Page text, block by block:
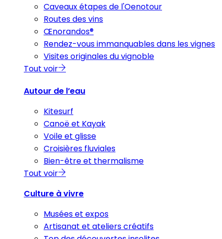
Caveaux étapes de l'Oenotour
Routes des vins
Œnorandos®
Rendez-vous immanquables dans les vignes
Visites originales du vignoble
Tout voir
Autour de l’eau
Kitesurf
Canoë et Kayak
Voile et glisse
Croisières fluviales
Bien-être et thermalisme
Tout voir
Culture à vivre
Musées et expos
Artisanat et ateliers créatifs